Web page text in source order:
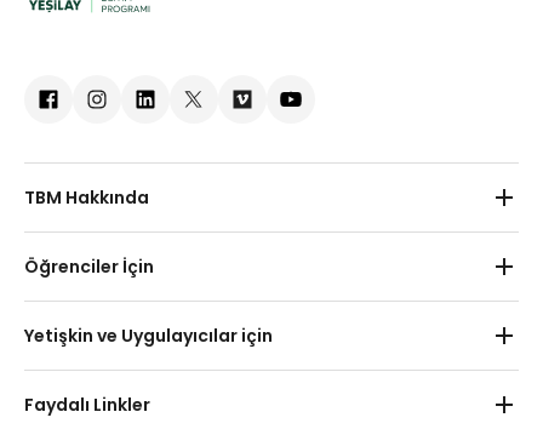
TBM Hakkında
Kurumsal İşbirlikleri
Haberler
İletişim
Öğrenciler İçin
İlkokul
Ortaokul
Yetişkin ve Uygulayıcılar için
Faydalı Linkler